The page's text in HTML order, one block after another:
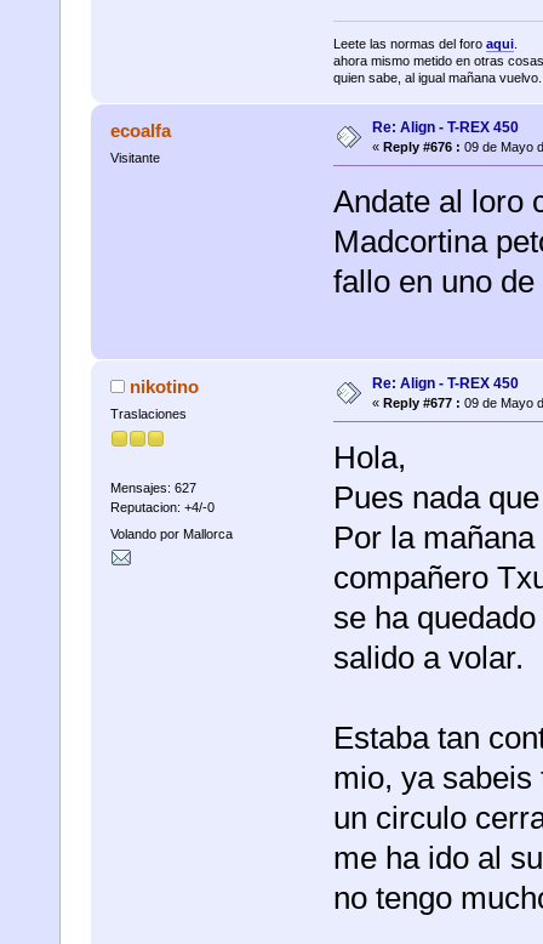
Leete las normas del foro aqui.
ahora mismo metido en otras
quien sabe, al igual mañana
ecoalfa
Visitante
Re: Align - T-REX 450
« Reply #676 : 09 de Mayo
Andate al loro
Madcortina
fallo en uno
nikotino
Traslaciones
Mensajes: 627
Reputacion: +4/-0
Volando por Mallorca
Re: Align - T-REX 450
« Reply #677 : 09 de Mayo
Hola,
Pues nada
Por la
compañero
se ha
salido a volar.
Estaba tan
mio, ya sabeis
un circulo
me ha ido al
no tengo